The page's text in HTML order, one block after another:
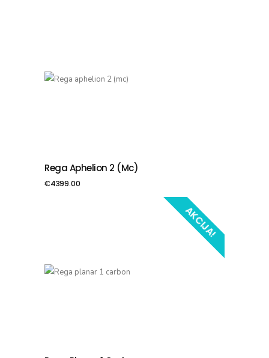
PIEVIENOT GROZAM
Rega Aphelion 2 (mc)
€4399.00
AKCIJA!